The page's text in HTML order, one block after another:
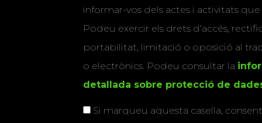
informar-vos dels actes i activitats que
Podeu exercir els drets d’accés,
portabilitat, limitació o oposició al
o electrònics. Podeu consultar la
detallada sobre protecció de
Si marqueu aquesta casella,